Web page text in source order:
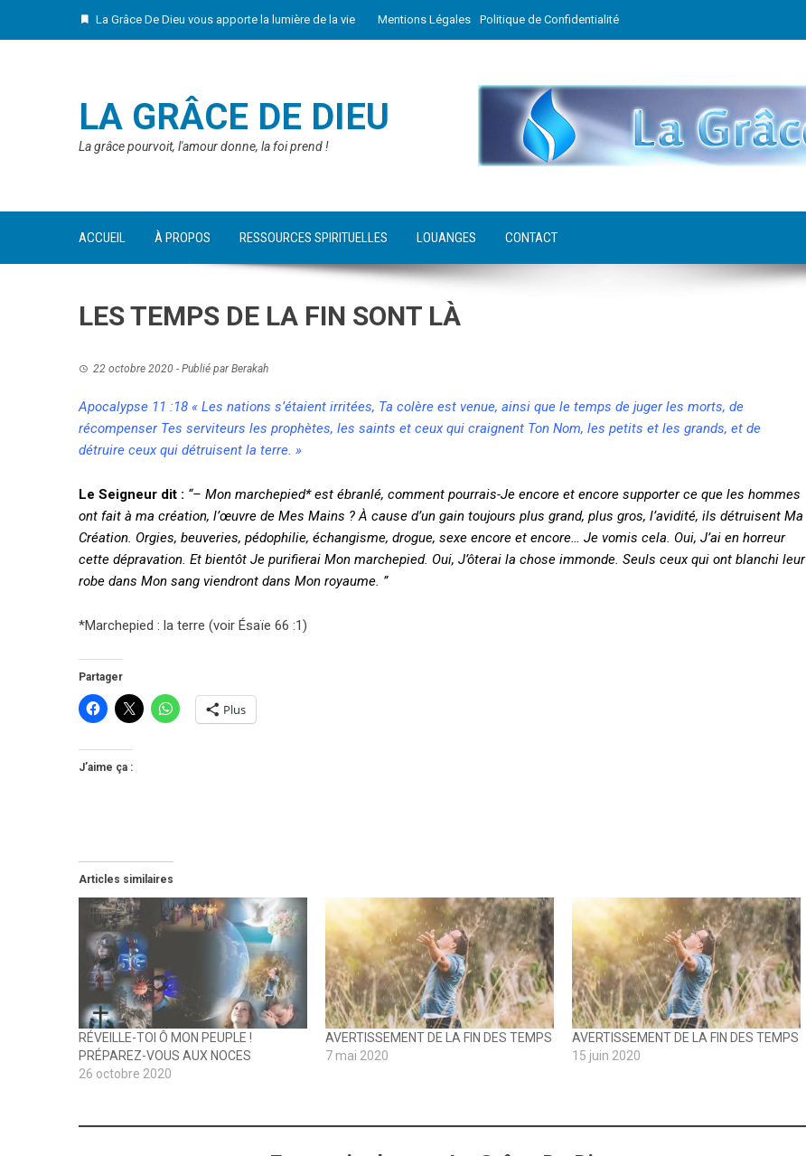
La Grâce De Dieu vous apporte la lumière de la vie Mentions Légales Politique de Confidentialité
LA GRÂCE DE DIEU
La grâce pourvoit, l'amour donne, la foi prend !
ACCUEIL À PROPOS RESSOURCES SPIRITUELLES LOUANGES CONTACT
LES TEMPS DE LA FIN SONT LÀ
22 octobre 2020 - Publié parBerakah
Apocalypse 11 :18 « Les nations s’étaient irritées, Ta colère est venue, ainsi que le temps de juger les morts, de
récompenser Tes serviteurs les prophètes, les saints et ceux qui craignent Ton Nom, les petits et les grands, et de
détruire ceux qui détruisent la terre. »
Le Seigneur dit : “– Mon marchepied* est ébranlé, comment pourrais-Je encore et encore supporter ce que les hommes
ont fait à ma création, l’œuvre de Mes Mains ? À cause d’un gain toujours plus grand, plus gros, l’avidité, ils détruisent Ma
Création. Orgies, beuveries, pédophilie, échangisme, drogue, sexe encore et encore… Je vomis cela. Oui, J’ai en horreur
cette dépravation. Et bientôt Je purifierai Mon marchepied. Oui, J’ôterai la chose immonde. Seuls ceux qui ont blanchi leur
robe dans Mon sang viendront dans Mon royaume. ”
*Marchepied : la terre (voir Ésaïe 66 :1)
Partager
Plus
J’aime ça :
Articles similaires
RÉVEILLE-TOI Ô MON PEUPLE !
PRÉPAREZ-VOUS AUX NOCES
26 octobre 2020
AVERTISSEMENT DE LA FIN DES TEMPS
7 mai 2020
AVERTISSEMENT DE LA FIN DES TEMPS
15 juin 2020